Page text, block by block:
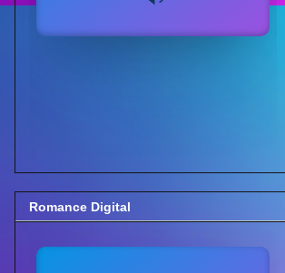
Romance Digital